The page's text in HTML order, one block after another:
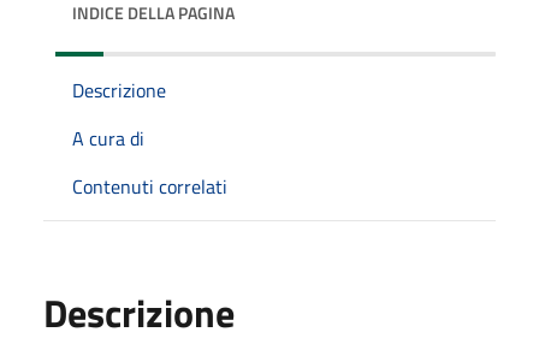
INDICE DELLA PAGINA
Descrizione
A cura di
Contenuti correlati
Descrizione